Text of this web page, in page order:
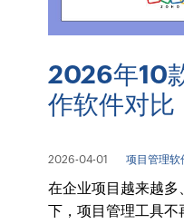
2026年10
作软件对比
2026-04-01 项目管理软
在企业项目越来越
下，项目管理工具不